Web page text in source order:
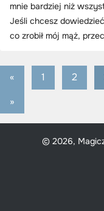
mnie bardziej niż
Jeśli chcesz
co zrobił mój mąż,
wpisów
« Previous
1 2
Next
»
© 2026,